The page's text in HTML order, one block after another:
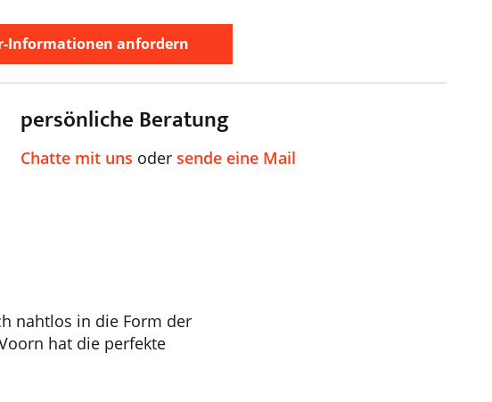
Informationen anfordern
persönliche Beratung
Chatte mit uns odersende eine Mail
nahtlos in die Form der
hat die perfekte